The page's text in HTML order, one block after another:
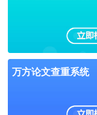
万方论文查重系统